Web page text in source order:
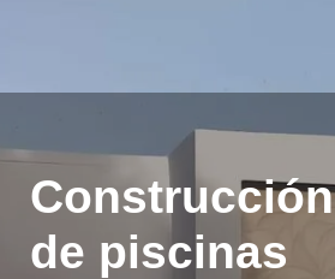
Construcción
de piscinas